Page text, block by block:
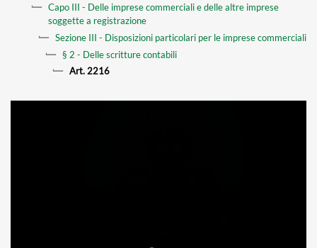
Capo III - Delle imprese commerciali e delle altre imprese
soggette a registrazione
Sezione III - Disposizioni particolari per le imprese commerciali
§ 2 - Delle scritture contabili
Art. 2216